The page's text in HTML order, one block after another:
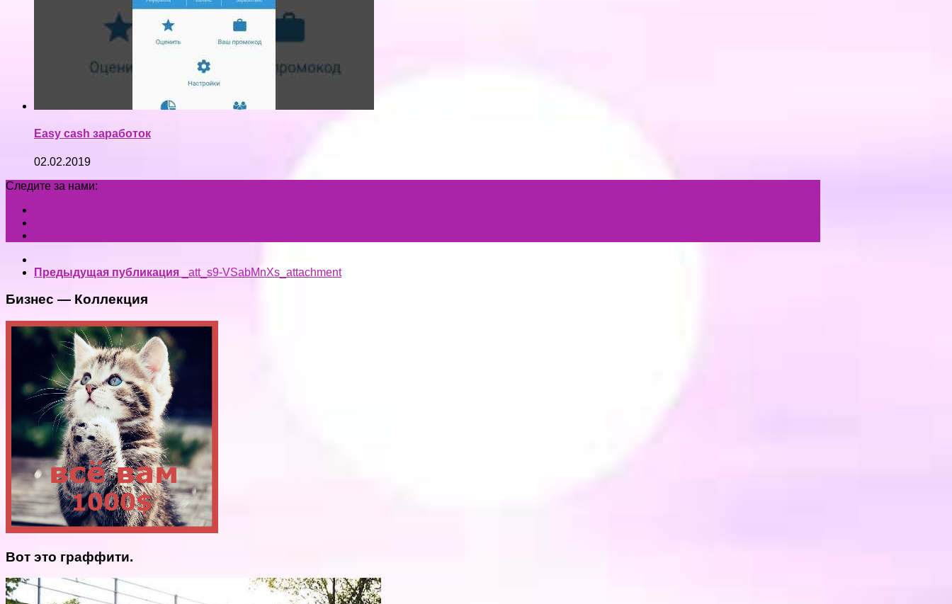
Easy cash заработок
02.02.2019
Следите за нами:
Предыдущая публикация _att_s9-VSabMnXs_attachment
Бизнес — Коллекция
Вот это граффити.